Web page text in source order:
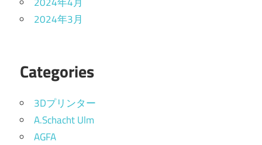
2024年3月
Categories
3Dプリンター
A.Schacht Ulm
AGFA